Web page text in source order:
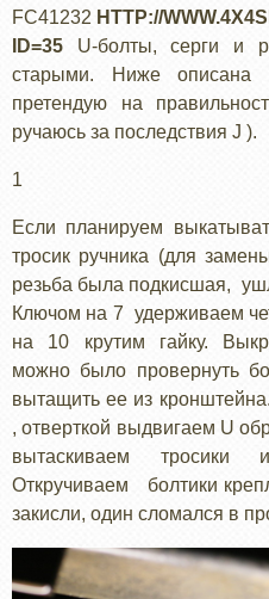
FC41232 HTTP://
ID=35 U-болты, серги и
старыми. Ниже описана
претендую на
ручаюсь за последствия J ).
1
Если планируем
тросик ручника (для
резьба была подкисшая,
Ключом на 7 удерживаем
на 10 крутим гайку.
можно было провернуть
вытащить ее из
, отверткой выдвигаем U
вытаскиваем
Откручиваем болтики
закисли, один сломался в